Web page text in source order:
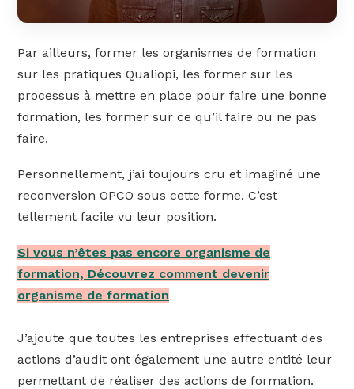
Par ailleurs, former les organismes de formation
sur les pratiques Qualiopi, les former sur les
processus à mettre en place pour faire une bonne
formation, les former sur ce qu’il faire ou ne pas
faire.
Personnellement, j’ai toujours cru et imaginé une
reconversion OPCO sous cette forme. C’est
tellement facile vu leur position.
Si vous n’êtes pas encore organisme de
formation, Découvrez comment devenir
organisme de formation
J’ajoute que toutes les entreprises effectuant des
actions d’audit ont également une autre entité leur
permettant de réaliser des actions de formation.